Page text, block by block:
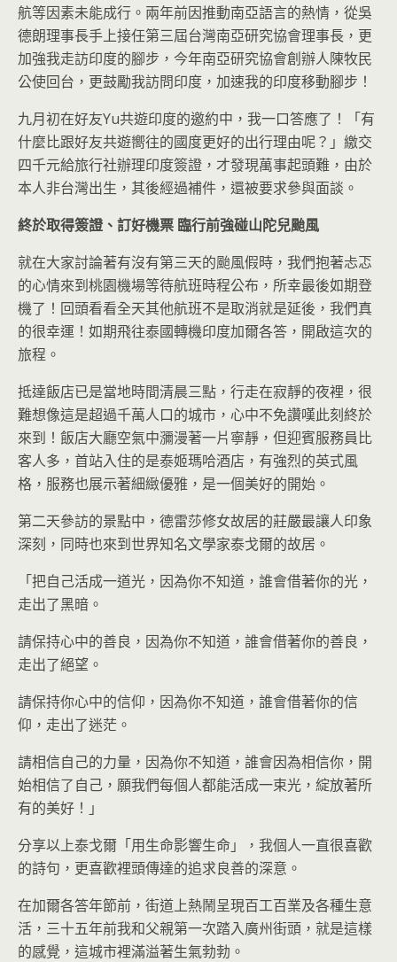
航等因素未能成行。兩年前因推動南亞語言的熱情，從吳
德朗理事長手上接任第三屆台灣南亞研究協會理事長，更
加強我走訪印度的腳步，今年南亞研究協會創辦人陳牧民
公使回台，更鼓勵我訪問印度，加速我的印度移動腳步！
九月初在好友Yu共遊印度的邀約中，我一口答應了！「有
什麼比跟好友共遊嚮往的國度更好的出行理由呢？」繳交
四千元給旅行社辦理印度簽證，才發現萬事起頭難，由於
本人非台灣出生，其後經過補件，還被要求參與面談。
終於取得簽證、訂好機票 臨行前強碰山陀兒颱風
就在大家討論著有沒有第三天的颱風假時，我們抱著忐忑
的心情來到桃園機場等待航班時程公布，所幸最後如期登
機了！回頭看看全天其他航班不是取消就是延後，我們真
的很幸運！如期飛往泰國轉機印度加爾各答，開啟這次的
旅程。
抵達飯店已是當地時間清晨三點，行走在寂靜的夜裡，很
難想像這是超過千萬人口的城市，心中不免讚嘆此刻終於
來到！飯店大廳空氣中瀰漫著一片寧靜，但迎賓服務員比
客人多，首站入住的是泰姬瑪哈酒店，有強烈的英式風
格，服務也展示著細緻優雅，是一個美好的開始。
第二天參訪的景點中，德雷莎修女故居的莊嚴最讓人印象
深刻，同時也來到世界知名文學家泰戈爾的故居。
「把自己活成一道光，因為你不知道，誰會借著你的光，
走出了黑暗。
請保持心中的善良，因為你不知道，誰會借著你的善良，
走出了絕望。
請保持你心中的信仰，因為你不知道，誰會借著你的信
仰，走出了迷茫。
請相信自己的力量，因為你不知道，誰會因為相信你，開
始相信了自己，願我們每個人都能活成一束光，綻放著所
有的美好！」
分享以上泰戈爾「用生命影響生命」，我個人一直很喜歡
的詩句，更喜歡裡頭傳達的追求良善的深意。
在加爾各答年節前，街道上熱鬧呈現百工百業及各種生意
活，三十五年前我和父親第一次踏入廣州街頭，就是這樣
的感覺，這城市裡滿溢著生氣勃勃。